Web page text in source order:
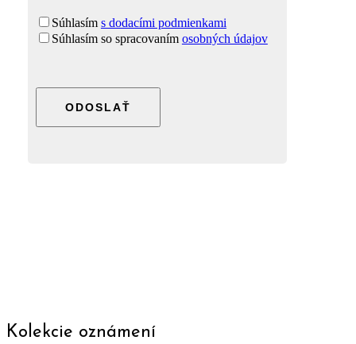
Súhlasím s dodacími podmienkami
Súhlasím so spracovaním osobných údajov
empty.
Kolekcie oznámení